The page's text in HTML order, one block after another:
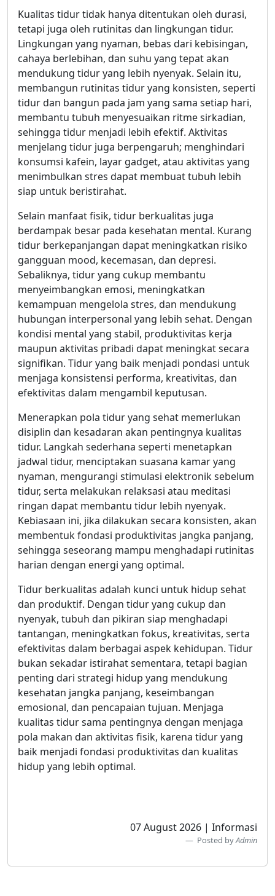
Kualitas tidur tidak hanya ditentukan oleh durasi,
tetapi juga oleh rutinitas dan lingkungan tidur.
Lingkungan yang nyaman, bebas dari kebisingan,
cahaya berlebihan, dan suhu yang tepat akan
mendukung tidur yang lebih nyenyak. Selain itu,
membangun rutinitas tidur yang konsisten, seperti
tidur dan bangun pada jam yang sama setiap hari,
membantu tubuh menyesuaikan ritme sirkadian,
sehingga tidur menjadi lebih efektif. Aktivitas
menjelang tidur juga berpengaruh; menghindari
konsumsi kafein, layar gadget, atau aktivitas yang
menimbulkan stres dapat membuat tubuh lebih
siap untuk beristirahat.
Selain manfaat fisik, tidur berkualitas juga
berdampak besar pada kesehatan mental. Kurang
tidur berkepanjangan dapat meningkatkan risiko
gangguan mood, kecemasan, dan depresi.
Sebaliknya, tidur yang cukup membantu
menyeimbangkan emosi, meningkatkan
kemampuan mengelola stres, dan mendukung
hubungan interpersonal yang lebih sehat. Dengan
kondisi mental yang stabil, produktivitas kerja
maupun aktivitas pribadi dapat meningkat secara
signifikan. Tidur yang baik menjadi pondasi untuk
menjaga konsistensi performa, kreativitas, dan
efektivitas dalam mengambil keputusan.
Menerapkan pola tidur yang sehat memerlukan
disiplin dan kesadaran akan pentingnya kualitas
tidur. Langkah sederhana seperti menetapkan
jadwal tidur, menciptakan suasana kamar yang
nyaman, mengurangi stimulasi elektronik sebelum
tidur, serta melakukan relaksasi atau meditasi
ringan dapat membantu tidur lebih nyenyak.
Kebiasaan ini, jika dilakukan secara konsisten, akan
membentuk fondasi produktivitas jangka panjang,
sehingga seseorang mampu menghadapi rutinitas
harian dengan energi yang optimal.
Tidur berkualitas adalah kunci untuk hidup sehat
dan produktif. Dengan tidur yang cukup dan
nyenyak, tubuh dan pikiran siap menghadapi
tantangan, meningkatkan fokus, kreativitas, serta
efektivitas dalam berbagai aspek kehidupan. Tidur
bukan sekadar istirahat sementara, tetapi bagian
penting dari strategi hidup yang mendukung
kesehatan jangka panjang, keseimbangan
emosional, dan pencapaian tujuan. Menjaga
kualitas tidur sama pentingnya dengan menjaga
pola makan dan aktivitas fisik, karena tidur yang
baik menjadi fondasi produktivitas dan kualitas
hidup yang lebih optimal.
07 August 2026 | Informasi
Posted byAdmin